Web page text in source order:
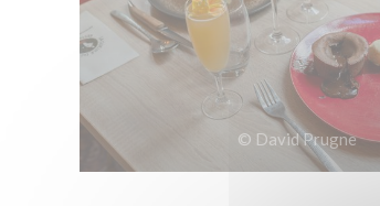
© David Prugne